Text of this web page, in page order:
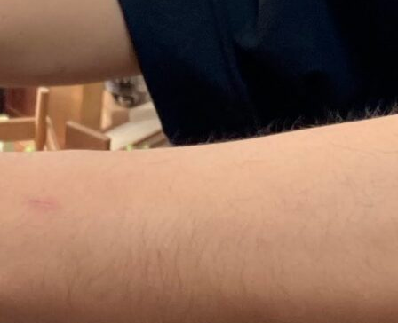
サイト内検索
索：
カテゴリー